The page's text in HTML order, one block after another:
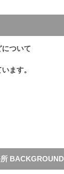
ついて
ます。
BACKGROUND